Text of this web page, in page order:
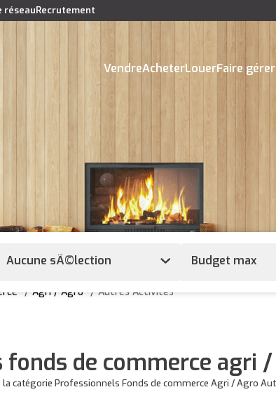
réseauRecrutement
VendreAcheterLouerFaire gérer
Aucune sÃ©lection
Agri / Agro Autres Activités
fonds de commerce agri
catégorie Professionnels Fonds de commerce Agri / Agro